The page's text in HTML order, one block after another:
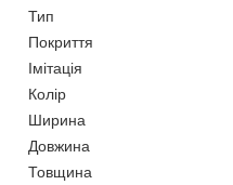
Тип
Покриття
Імітація
Колір
Ширина
Довжина
Товщина